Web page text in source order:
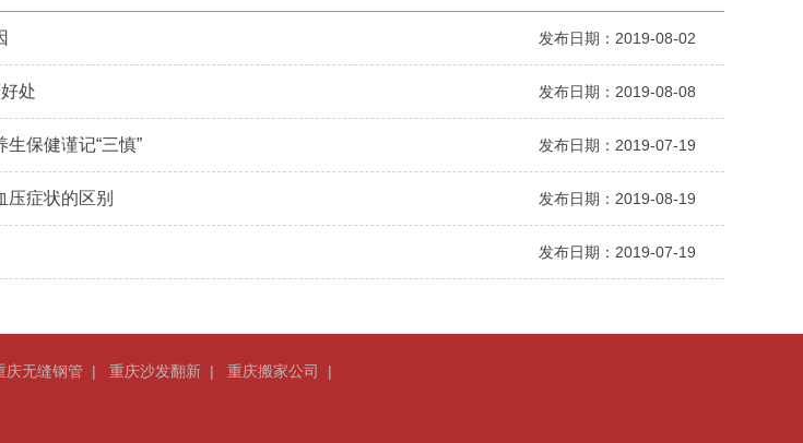
发布日期：2019-08-02
处 发布日期：2019-08-08
保健谨记“三慎” 发布日期：2019-07-19
压症状的区别 发布日期：2019-08-19
发布日期：2019-07-19
庆无缝钢管 | 重庆沙发翻新 | 重庆搬家公司 |